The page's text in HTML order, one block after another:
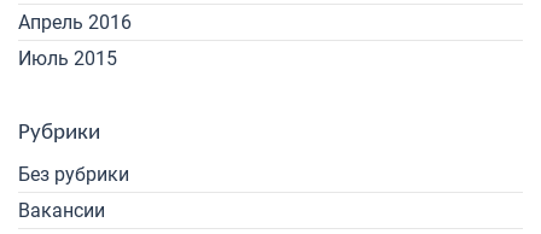
Апрель 2016
Июль 2015
Рубрики
Без рубрики
Вакансии